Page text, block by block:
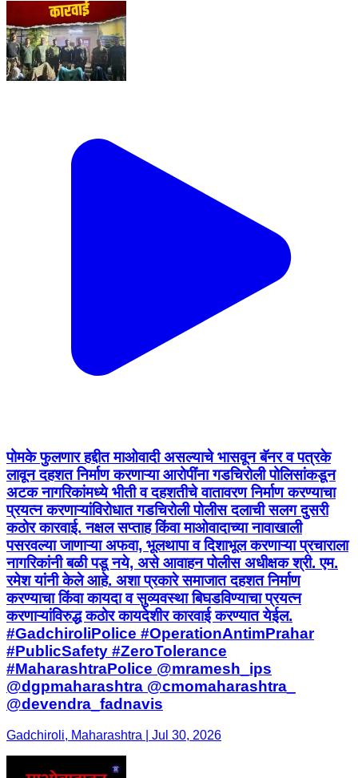
पोमके फुलणार हद्दीत माओवादी असल्याचे भासवून बॅनर व पत्रके
लावून दहशत निर्माण करणाऱ्या आरोपींना गडचिरोली पोलिसांकडून
अटक नागरिकांमध्ये भीती व दहशतीचे वातावरण निर्माण करण्याचा
प्रयत्न करणाऱ्यांविरोधात गडचिरोली पोलीस दलाची सलग दुसरी
कठोर कारवाई. नक्षल सप्ताह किंवा माओवादाच्या नावाखाली
पसरवल्या जाणाऱ्या अफवा, भूलथापा व दिशाभूल करणाऱ्या प्रचाराला
नागरिकांनी बळी पडू नये, असे आवाहन पोलीस अधीक्षक श्री. एम.
रमेश यांनी केले आहे. अशा प्रकारे समाजात दहशत निर्माण
करण्याचा किंवा कायदा व सुव्यवस्था बिघडविण्याचा प्रयत्न
करणाऱ्यांविरुद्ध कठोर कायदेशीर कारवाई करण्यात येईल.
#GadchiroliPolice #OperationAntimPrahar
#PublicSafety #ZeroTolerance
#MaharashtraPolice @mramesh_ips
@dgpmaharashtra @cmomaharashtra_
@devendra_fadnavis
Gadchiroli, Maharashtra | Jul 30, 2026